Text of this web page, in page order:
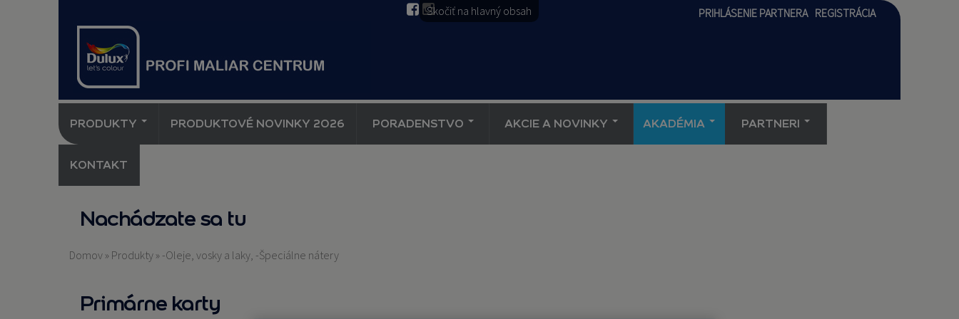
Skočiť na hlavný obsah PRIHLÁSENIE PARTNERA REGISTRÁCIA
PRODUKTY PRODUKTOVÉ NOVINKY 2026 PORADENSTVO AKCIE A NOVINKY AKADÉMIA PARTNERI
KONTAKT
Nachádzate sa tu
Domov » Produkty » -Oleje, vosky a laky, -Špeciálne nátery
Primárne karty